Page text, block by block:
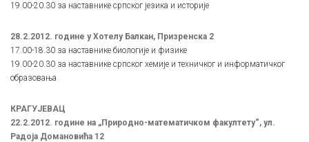
19.00-20.30 за наставнике српског језика и историје
28.2.2012. године у Хотелу Балкан, Призренска 2
17.00-18.30 за наставнике биологије и физике
19.00-20.30 за наставнике српског хемије и техничког и информатичког
образовања
КРАГУЈЕВАЦ
22.2.2012. године на „Природно-математичком факултету“, ул.
Радоја Домановића 12